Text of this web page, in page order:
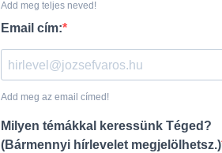
Add meg teljes neved!
Email cím:
Add meg az email címed!
Milyen témákkal keressünk Téged?
(Bármennyi hírlevelet megjelölhetsz.)